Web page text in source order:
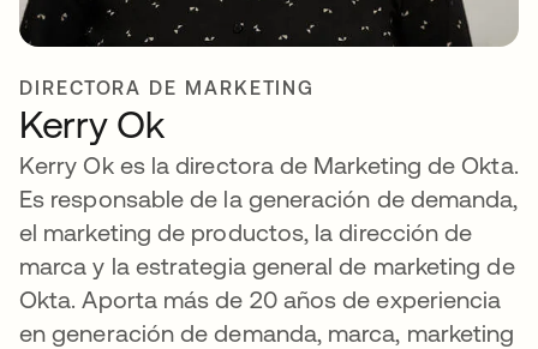
DIRECTORA DE MARKETING
Kerry Ok
Kerry Ok es la directora de Marketing de Okta.
Es responsable de la generación de demanda,
el marketing de productos, la dirección de
marca y la estrategia general de marketing de
Okta. Aporta más de 20 años de experiencia
en generación de demanda, marca, marketing